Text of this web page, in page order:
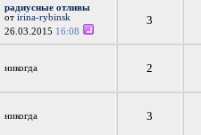
радиусные отливы
отirina-rybinsk
26.03.2015 16:08
3
никогда 2
никогда 3